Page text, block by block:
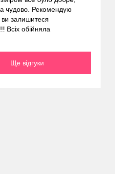
чудово. Рекомендую
залишитеся
Всіх обійняла
Ще відгуки